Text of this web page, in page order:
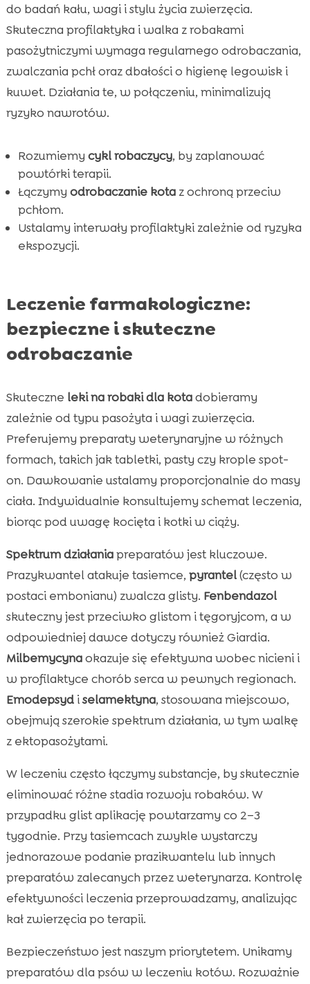
do badań kału, wagi i stylu życia zwierzęcia.
Skuteczna profilaktyka i walka z robakami
pasożytniczymi wymaga regularnego odrobaczania,
zwalczania pchł oraz dbałości o higienę legowisk i
kuwet. Działania te, w połączeniu, minimalizują
ryzyko nawrotów.
Rozumiemy cykl robaczycy, by zaplanować
powtórki terapii.
Łączymy odrobaczanie kotaz ochroną przeciw
pchłom.
Ustalamy interwały profilaktyki zależnie od ryzyka
ekspozycji.
Leczenie farmakologiczne:
bezpieczne i skuteczne
odrobaczanie
Skuteczne leki na robaki dla kotadobieramy
zależnie od typu pasożyta i wagi zwierzęcia.
Preferujemy preparaty weterynaryjne w różnych
formach, takich jak tabletki, pasty czy krople spot-
on. Dawkowanie ustalamy proporcjonalnie do masy
ciała. Indywidualnie konsultujemy schemat leczenia,
biorąc pod uwagę kocięta i kotki w ciąży.
Spektrum działaniapreparatów jest kluczowe.
Prazykwantel atakuje tasiemce, pyrantel(często w
postaci embonianu) zwalcza glisty. Fenbendazol
skuteczny jest przeciwko glistom i tęgoryjcom, a w
odpowiedniej dawce dotyczy również Giardia.
Milbemycynaokazuje się efektywna wobec nicieni i
w profilaktyce chorób serca w pewnych regionach.
Emodepsydiselamektyna, stosowana miejscowo,
obejmują szerokie spektrum działania, w tym walkę
z ektopasożytami.
W leczeniu często łączymy substancje, by skutecznie
eliminować różne stadia rozwoju robaków. W
przypadku glist aplikację powtarzamy co 2–3
tygodnie. Przy tasiemcach zwykle wystarczy
jednorazowe podanie prazikwantelu lub innych
preparatów zalecanych przez weterynarza. Kontrolę
efektywności leczenia przeprowadzamy, analizując
kał zwierzęcia po terapii.
Bezpieczeństwo jest naszym priorytetem. Unikamy
preparatów dla psów w leczeniu kotów. Rozważnie